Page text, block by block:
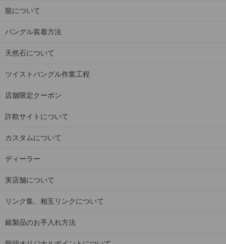
龍について
バングル装着方法
天然石について
ツイストバングル作業工程
店舗限定クーポン
詐欺サイトについて
カスタムについて
ディーラー
実店舗について
リンク集、相互リンクについて
銀製品のお手入れ方法